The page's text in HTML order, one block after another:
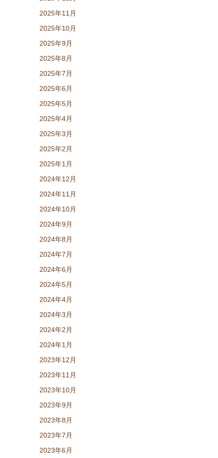
2025年11月
2025年10月
2025年9月
2025年8月
2025年7月
2025年6月
2025年5月
2025年4月
2025年3月
2025年2月
2025年1月
2024年12月
2024年11月
2024年10月
2024年9月
2024年8月
2024年7月
2024年6月
2024年5月
2024年4月
2024年3月
2024年2月
2024年1月
2023年12月
2023年11月
2023年10月
2023年9月
2023年8月
2023年7月
2023年6月